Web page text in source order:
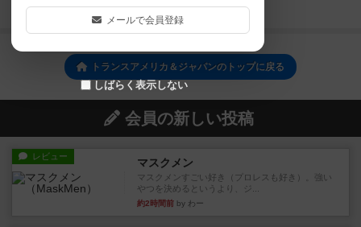
続きを読む（約6年前）
トランスアメリカ＆ジャパンのトップに戻る
会員の新しい投稿
レビュー マスクメン
マスクメンすごい好き（プロレスも好き）。強い
やつを決めるというより、ジ...
約2時間前 by わー
メールで会員登録
しばらく表示しない